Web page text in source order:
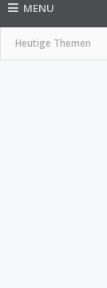
MENU
Heutige Themen